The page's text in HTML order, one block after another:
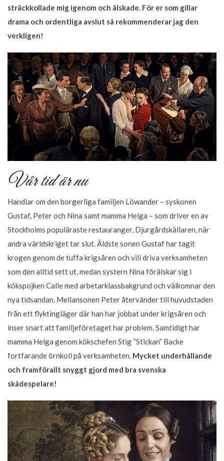
sträckkollade mig igenom och älskade. För er som gillar
drama och ordentliga avslut så rekommenderar jag den
verkligen!
Vår tid är nu
Handlar om den borgerliga familjen Löwander – syskonen
Gustaf, Peter och Nina samt mamma Helga – som driver en av
Stockholms populäraste restauranger, Djurgårdskällaren, när
andra världskriget tar slut. Äldste sonen Gustaf har tagit
krogen genom de tuffa krigsåren och vill driva verksamheten
som den alltid sett ut, medan systern Nina förälskar sig i
kökspojken Calle med arbetarklassbakgrund och välkomnar den
nya tidsandan. Mellansonen Peter återvänder till huvudstaden
från ett flyktingläger där han har jobbat under krigsåren och
inser snart att familjeföretaget har problem. Samtidigt har
mamma Helga genom kökschefen Stig “Stickan” Backe
fortfarande örnkoll på verksamheten. Mycket underhållande
och framförallt snyggt gjord med bra svenska
skådespelare!